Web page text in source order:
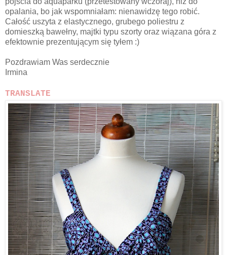
opalania, bo jak wspomniałam: nienawidzę tego robić.
Całość uszyta z elastycznego, grubego poliestru z
domieszką bawełny, majtki typu szorty oraz wiązana góra z
efektownie prezentującym się tyłem :)
Pozdrawiam Was serdecznie
Irmina
TRANSLATE